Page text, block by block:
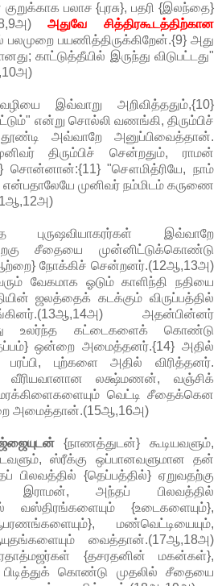
பலாச {புரசு}, பதரி {இலந்தை}
அதுவே சித்திரகூடத்திற்கான
பலமுறை பயணித்திருக்கிறேன்.{9} அது
காட்டுத்தீயில் இருந்து விடுபட்டது"
இவ்வாறு அறிவித்ததும்,{10}
என்று சொல்லி வணங்கி, திரும்பிச்
அவ்வாறே அனுப்பிவைத்தான்.
திரும்பிச் சென்றதும், ராமன்
"சௌமித்ரியே, நாம்
முனிவர் நம்மிடம் கருணை
புருஷவியாகரர்கள் இவ்வாறே
சீதையை முன்னிட்டுக்கொண்டு
நோக்கிச் சென்றனர்.(12ஆ,13அ)
வேகமாக ஓடும் காளிந்தி நதியை
ஜலத்தைக் கடக்கும் விருப்பத்தில்
அதன்பின்னர்
உலர்ந்த கட்டைகளைக் கொண்டு
ஒன்றை அமைத்தனர்.{14} அதில்
புற்களை அதில் விரித்தனர்.
வீரியவானான லக்ஷ்மணன், வஞ்சிக்
வெட்டி சீதைக்கென
அமைத்தான்.(15ஆ,16அ)
{நாணத்துடன்} கூடியவளும்,
ஸ்ரீக்கு ஒப்பானவளுமான தன்
பிலவத்தில் {தெப்பத்தில்} ஏறுவதற்கு
இராமன், அந்தப் பிலவத்தில்
வஸ்திரங்களையும் {உடைகளையும்},
மண்வெட்டியையும்,
வைத்தான்.(17ஆ,18அ)
{தசரதனின் மகன்கள்},
பிடித்துக் கொண்டு முதலில் சீதையை